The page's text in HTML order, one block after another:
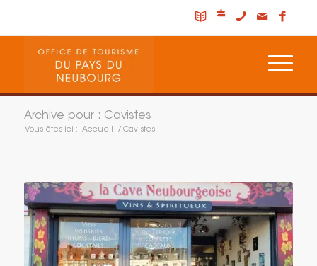
Archive pour : Cavistes
Vous êtes ici : Accueil / Cavistes